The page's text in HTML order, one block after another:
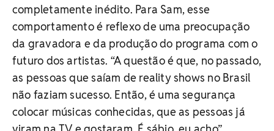
completamente inédito. Para Sam, esse
comportamento é reflexo de uma preocupação
da gravadora e da produção do programa com o
futuro dos artistas. “A questão é que, no passado,
as pessoas que saíam de reality shows no Brasil
não faziam sucesso. Então, é uma segurança
colocar músicas conhecidas, que as pessoas já